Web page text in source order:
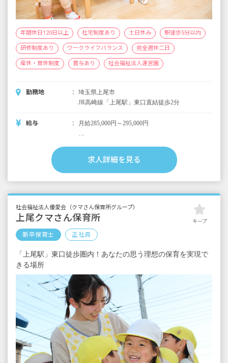
年間休日120日以上 社宅制度あり 土日休み 駅徒歩5分以内
研修制度あり ワークライフバランス 完全週休二日
産休・育休制度 賞与あり 社会福祉法人運営園
勤務地
埼玉県上尾市
JR高崎線「上尾駅」東口直結徒歩2分
給与 月給285,000円～295,000円
昇給年1回
交通費全額支給
※試用期間6カ月（条件変更なし）
求人詳細を見る
社会福祉法人優愛会（クマさん保育所グループ）
上尾クマさん保育所
新卒保育士 正社員
キープ
「上尾駅」東口徒歩圏内！あなたの思う理想の保育を実現で
きる場所